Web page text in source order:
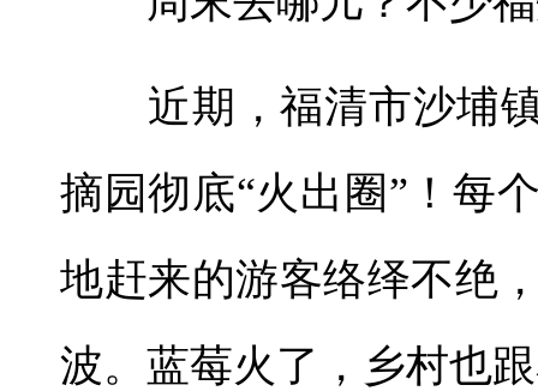
近期，福清市沙埔镇
摘园彻底“火出圈”！每
地赶来的游客络绎不绝
波。蓝莓火了，乡村也